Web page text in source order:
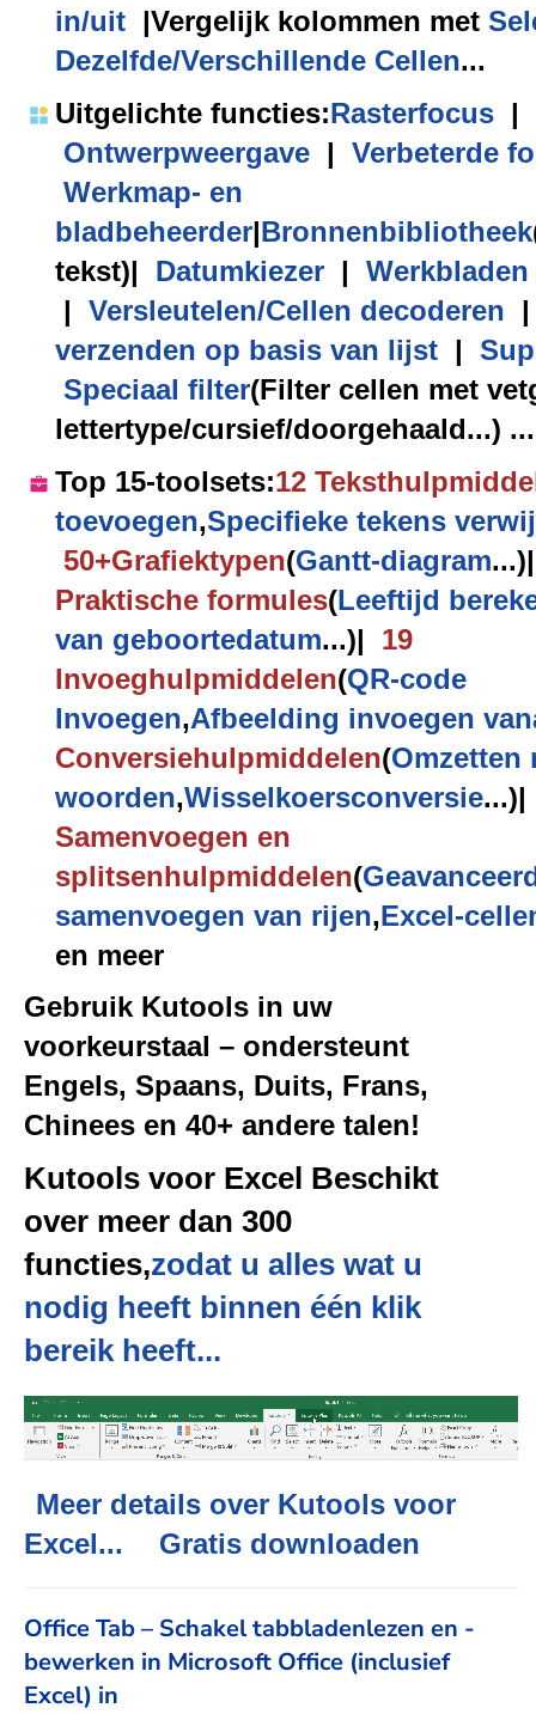
in/uit |Vergelijk kolommen met
Dezelfde/Verschillende Cellen...
Uitgelichte functies:Rasterfocus |
Ontwerpweergave | Verbeterde
Werkmap- en
bladbeheerder|Bronnenbibliotheek
tekst)| Datumkiezer |
| Versleutelen/Cellen decoderen |
verzenden op basis van lijst |
Speciaal filter(Filter cellen met
lettertype/cursief/doorgehaald...) ...
Top 15-toolsets:12 Tekst
toevoegen,Specifieke tekens
50+Grafiektypen(Gantt-diagram...)|
Praktische formules(Leeftijd
van geboortedatum...)|
19
Invoeghulpmiddelen(QR-code
Invoegen,Afbeelding invoegen
Conversiehulpmiddelen(Omzetten
woorden,Wisselkoersconversie...)|
Samenvoegen en
splitsenhulpmiddelen(
samenvoegen van rijen,Excel-
en meer
Gebruik Kutools in uw
voorkeurstaal – ondersteunt
Engels, Spaans, Duits, Frans,
Chinees en 40+ andere talen!
Kutools voor Excel Beschikt
over meer dan 300
functies,zodat u alles wat u
nodig heeft binnen één klik
bereik heeft...
Meer details over Kutools voor
Excel...
Gratis downloaden
Office Tab – Schakel tabbladenlezen en -
bewerken in Microsoft Office (inclusief
Excel) in